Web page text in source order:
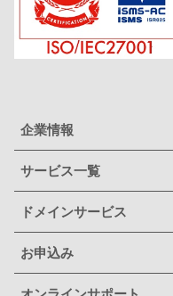
企業情報
サービス一覧
ドメインサービス
お申込み